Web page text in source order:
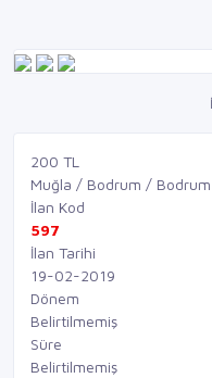
200 TL
Muğla / Bodrum / Bodrum
İlan Kod
597
İlan Tarihi
19-02-2019
Dönem
Belirtilmemiş
Süre
Belirtilmemiş